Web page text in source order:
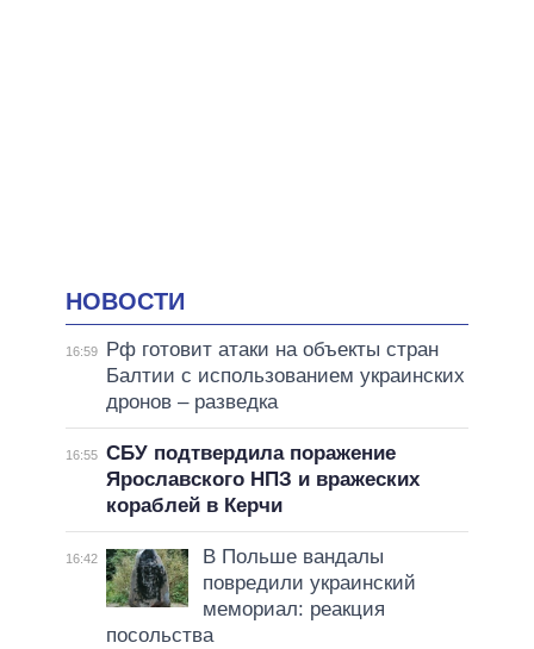
НОВОСТИ
16:59
Рф готовит атаки на объекты стран
Балтии с использованием украинских
дронов – разведка
16:55 СБУ подтвердила поражение
Ярославского НПЗ и вражеских
кораблей в Керчи
16:42
В Польше вандалы
повредили украинский
мемориал: реакция
посольства